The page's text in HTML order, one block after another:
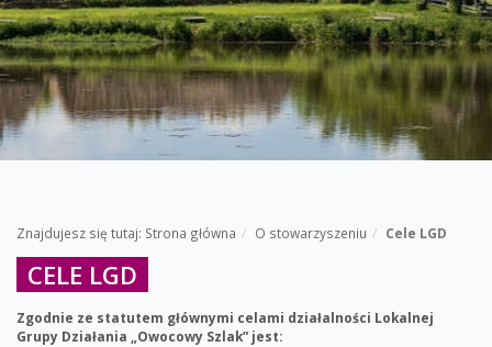
Znajdujesz się tutaj: Strona główna O stowarzyszeniu Cele LGD
CELE LGD
Zgodnie ze statutem głównymi celami działalności Lokalnej
Grupy Działania „Owocowy Szlak” jest: